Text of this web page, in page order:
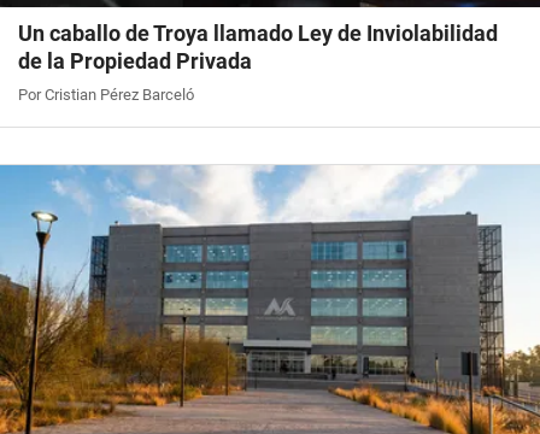
Un caballo de Troya llamado Ley de Inviolabilidad
de la Propiedad Privada
Por Cristian Pérez Barceló